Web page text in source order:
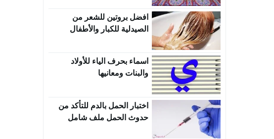
افضل بروتين للشعر من
الصيدلية للكبار والأطفال
اسماء بحرف الياء للأولاد
والبنات ومعانيها
اختبار الحمل بالدم للتأكد من
حدوث الحمل ملف شامل